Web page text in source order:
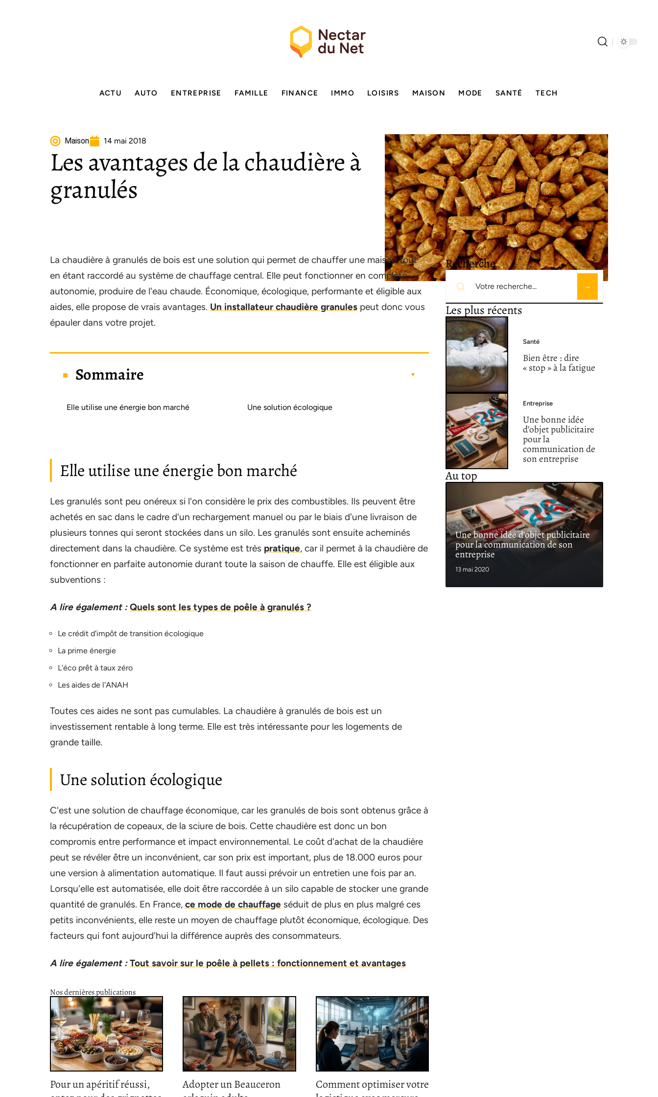
ACTU AUTO ENTREPRISE FAMILLE FINANCE IMMO LOISIRS MAISON MODE SANTÉ TECH
Maison 14 mai 2018
Les avantages de la chaudière à
granulés
La chaudière à granulés de bois est une solution qui permet de chauffer une maison tout
en étant raccordé au système de chauffage central. Elle peut fonctionner en complète
autonomie, produire de l'eau chaude. Économique, écologique, performante et éligible aux
aides, elle propose de vrais avantages. Un installateur chaudière granules peut donc vous
épauler dans votre projet.
Sommaire
Elle utilise une énergie bon marché Une solution écologique
Elle utilise une énergie bon marché
Les granulés sont peu onéreux si l'on considère le prix des combustibles. Ils peuvent être
achetés en sac dans le cadre d'un rechargement manuel ou par le biais d'une livraison de
plusieurs tonnes qui seront stockées dans un silo. Les granulés sont ensuite acheminés
directement dans la chaudière. Ce système est très pratique, car il permet à la chaudière de
fonctionner en parfaite autonomie durant toute la saison de chauffe. Elle est éligible aux
subventions :
A lire également : Quels sont les types de poêle à granulés ?
Le crédit d'impôt de transition écologique
La prime énergie
L'éco prêt à taux zéro
Les aides de l'ANAH
Toutes ces aides ne sont pas cumulables. La chaudière à granulés de bois est un
investissement rentable à long terme. Elle est très intéressante pour les logements de
grande taille.
Une solution écologique
C'est une solution de chauffage économique, car les granulés de bois sont obtenus grâce à
la récupération de copeaux, de la sciure de bois. Cette chaudière est donc un bon
compromis entre performance et impact environnemental. Le coût d'achat de la chaudière
peut se révéler être un inconvénient, car son prix est important, plus de 18.000 euros pour
une version à alimentation automatique. Il faut aussi prévoir un entretien une fois par an.
Lorsqu'elle est automatisée, elle doit être raccordée à un silo capable de stocker une grande
quantité de granulés. En France, ce mode de chauffage séduit de plus en plus malgré ces
petits inconvénients, elle reste un moyen de chauffage plutôt économique, écologique. Des
facteurs qui font aujourd'hui la différence auprès des consommateurs.
A lire également : Tout savoir sur le poêle à pellets : fonctionnement et avantages
Nos dernières publications
Pour un apéritif réussi,
Adopter un Beauceron
Comment optimiser votre
Recherche
Les plus récents
Santé
Bien être : dire
« stop » à la fatigue
Entreprise
Une bonne idée
d’objet publicitaire
pour la
communication de
son entreprise
Au top
Une bonne idée d’objet publicitaire
pour la communication de son
entreprise
13 mai 2020